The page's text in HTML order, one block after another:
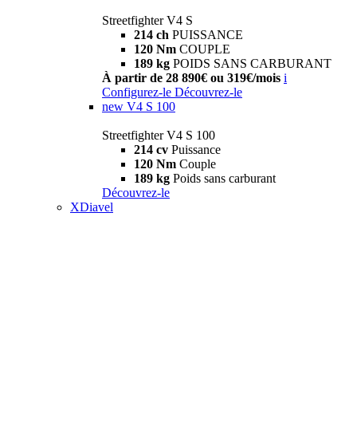
Streetfighter V4 S
214 ch PUISSANCE
120 Nm COUPLE
189 kg POIDS SANS CARBURANT
À partir de 28 890€ ou 319€/mois i
Configurez-le Découvrez-le
new V4 S 100
Streetfighter V4 S 100
214 cv Puissance
120 Nm Couple
189 kg Poids sans carburant
Découvrez-le
XDiavel